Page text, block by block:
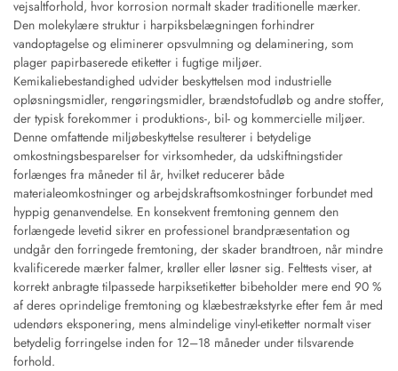
vejsaltforhold, hvor korrosion normalt skader traditionelle mærker.
Den molekylære struktur i harpiksbelægningen forhindrer
vandoptagelse og eliminerer opsvulmning og delaminering, som
plager papirbaserede etiketter i fugtige miljøer.
Kemikaliebestandighed udvider beskyttelsen mod industrielle
opløsningsmidler, rengøringsmidler, brændstofudløb og andre stoffer,
der typisk forekommer i produktions-, bil- og kommercielle miljøer.
Denne omfattende miljøbeskyttelse resulterer i betydelige
omkostningsbesparelser for virksomheder, da udskiftningstider
forlænges fra måneder til år, hvilket reducerer både
materialeomkostninger og arbejdskraftsomkostninger forbundet med
hyppig genanvendelse. En konsekvent fremtoning gennem den
forlængede levetid sikrer en professionel brandpræsentation og
undgår den forringede fremtoning, der skader brandtroen, når mindre
kvalificerede mærker falmer, krøller eller løsner sig. Felttests viser, at
korrekt anbragte tilpassede harpiksetiketter bibeholder mere end 90 %
af deres oprindelige fremtoning og klæbestrækstyrke efter fem år med
udendørs eksponering, mens almindelige vinyl-etiketter normalt viser
betydelig forringelse inden for 12–18 måneder under tilsvarende
forhold.